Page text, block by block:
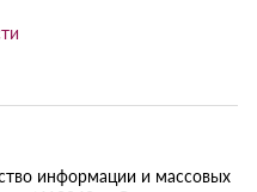
информации и массовых